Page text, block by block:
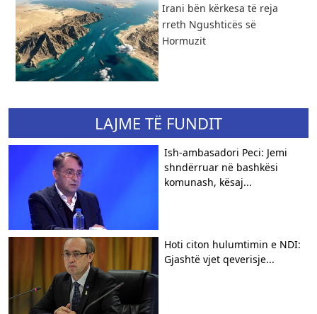
​Irani bën kërkesa të reja
rreth Ngushticës së
Hormuzit
LAJME TË FUNDIT
Ish-ambasadori Peci: Jemi
shndërruar në bashkësi
komunash, kësaj...
Hoti citon hulumtimin e NDI:
Gjashtë vjet qeverisje...